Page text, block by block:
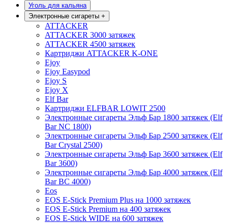
Уголь для кальяна
Электронные сигареты +
ATTACKER
ATTACKER 3000 затяжек
ATTACKER 4500 затяжек
Картриджи ATTACKER K-ONE
Ejoy
Ejoy Easypod
Ejoy S
Ejoy X
Elf Bar
Картриджи ELFBAR LOWIT 2500
Электронные сигареты Эльф Бар 1800 затяжек (Elf
Bar NC 1800)
Электронные сигареты Эльф Бар 2500 затяжек (Elf
Bar Crystal 2500)
Электронные сигареты Эльф Бар 3600 затяжек (Elf
Bar 3600)
Электронные сигареты Эльф Бар 4000 затяжек (Elf
Bar BC 4000)
Eos
EOS E-Stick Premium Plus на 1000 затяжек
EOS E-Stick Premium на 400 затяжек
EOS E-Stick WIDE на 600 затяжек